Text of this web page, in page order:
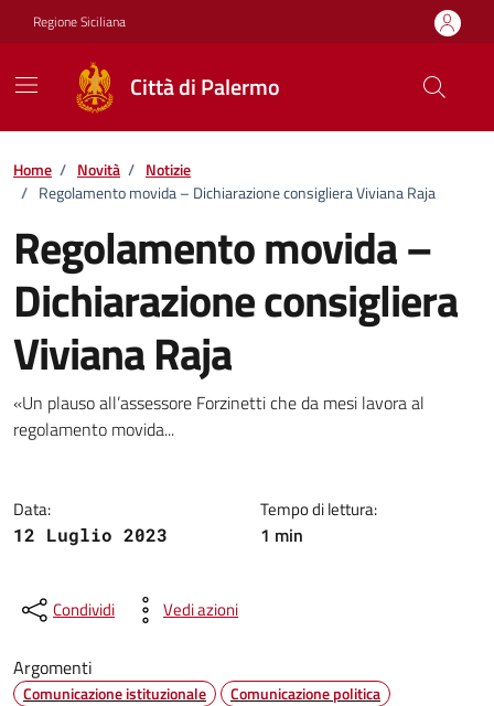
Vai ai contenuti
Vai al footer
Regione Siciliana
Città di Palermo
Home / Novità / Notizie
/ Regolamento movida – Dichiarazione consigliera Viviana Raja
Regolamento movida –
Dichiarazione consigliera
Viviana Raja
Dettagli della notizia
«Un plauso all’assessore Forzinetti che da mesi lavora al
regolamento movida...
Data:
12 Luglio 2023
Tempo di lettura:
1 min
Condividi Vedi azioni
Argomenti
Comunicazione istituzionale Comunicazione politica